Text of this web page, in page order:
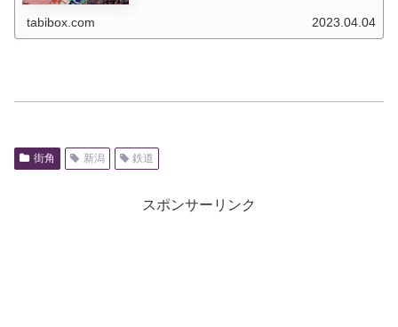
tabibox.com 2023.04.04
街角 新潟 鉄道
スポンサーリンク